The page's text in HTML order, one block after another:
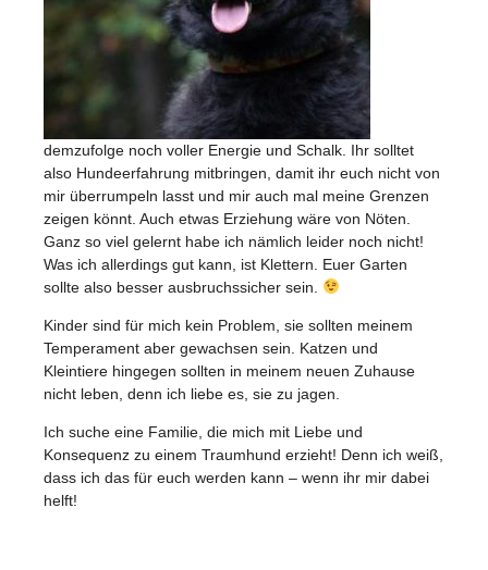
demzufolge noch voller Energie und Schalk. Ihr solltet
also Hundeerfahrung mitbringen, damit ihr euch nicht von
mir überrumpeln lasst und mir auch mal meine Grenzen
zeigen könnt. Auch etwas Erziehung wäre von Nöten.
Ganz so viel gelernt habe ich nämlich leider noch nicht!
Was ich allerdings gut kann, ist Klettern. Euer Garten
sollte also besser ausbruchssicher sein.
Kinder sind für mich kein Problem, sie sollten meinem
Temperament aber gewachsen sein. Katzen und
Kleintiere hingegen sollten in meinem neuen Zuhause
nicht leben, denn ich liebe es, sie zu jagen.
Ich suche eine Familie, die mich mit Liebe und
Konsequenz zu einem Traumhund erzieht! Denn ich weiß,
dass ich das für euch werden kann – wenn ihr mir dabei
helft!